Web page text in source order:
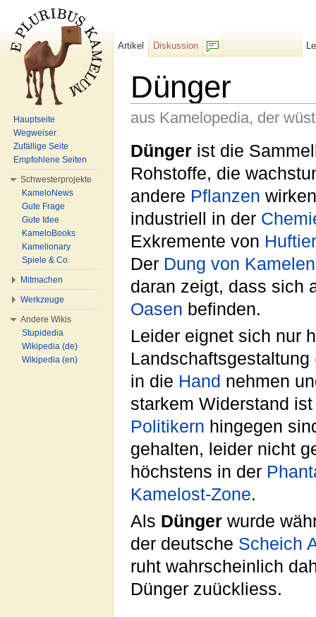
Dünger
aus Kamelopedia, der
Dünger ist die
Rohstoffe, die
andere Pflanzen
industriell in der
Exkremente von
Der Dung von Kamelen
daran zeigt, dass sich
Oasen befinden.
Leider eignet sich nur
in die Hand nehmen
starkem Widerstand
Politikern hingegen
gehalten, leider nicht
höchstens in der
Kamelost-Zone.
Als Dünger wurde
der deutsche Scheich
ruht wahrscheinlich
Dünger zuückliess.
Artikel
Diskussion
Hauptseite
Wegweiser
Zufällige Seite
Empfohlene Seiten
Schwesterprojekte
KameloNews
Gute Frage
Gute Idee
KameloBooks
Kamelionary
Spiele & Co.
Mitmachen
Werkzeuge
Andere Wikis
Stupidedia
Wikipedia (de)
Wikipedia (en)